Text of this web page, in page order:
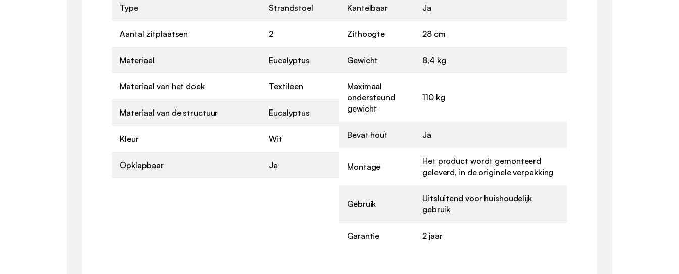
Type Strandstoel
Aantal zitplaatsen 2
Materiaal Eucalyptus
Materiaal van het doek Textileen
Materiaal van de structuur Eucalyptus
Kleur Wit
Opklapbaar Ja
Kantelbaar Ja
Zithoogte 28 cm
Gewicht 8,4 kg
Maximaal
ondersteund
gewicht
110 kg
Bevat hout Ja
Montage
Het product wordt gemonteerd
geleverd, in de originele verpakking
Gebruik
Uitsluitend voor huishoudelijk
gebruik
Garantie 2 jaar